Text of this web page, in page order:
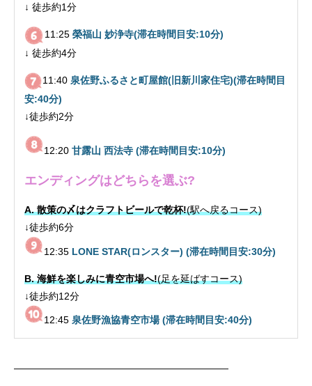
↓ 徒歩約1分
11:25 榮福山 妙浄寺(滞在時間目安:10分)
↓ 徒歩約4分
11:40 泉佐野ふるさと町屋館(旧新川家住宅)(滞在時間目
安:40分)
↓徒歩約2分
12:20 甘露山 西法寺 (滞在時間目安:10分)
エンディングはどちらを選ぶ?
A. 散策の〆はクラフトビールで乾杯!(駅へ戻るコース)
↓徒歩約6分
12:35 LONE STAR(ロンスター) (滞在時間目安:30分)
B. 海鮮を楽しみに青空市場へ!(足を延ばすコース)
↓徒歩約12分
12:45 泉佐野漁協青空市場(滞在時間目安:40分)
——————————————————————